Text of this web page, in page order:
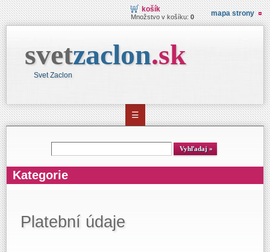
košík
Množstvo v košíku:0 mapa strony
svetzaclon.sk
Svet Zaclon
☰
Kategorie
Platební údaje